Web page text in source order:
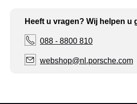
Heeft u vragen? Wij helpen u
088 - 8800 810
webshop@nl.porsche.com